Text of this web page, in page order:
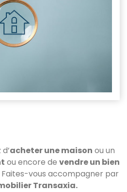
acheter une maison ou un
ou encore de vendre un bien
Faites-vous accompagner par
Transaxia.